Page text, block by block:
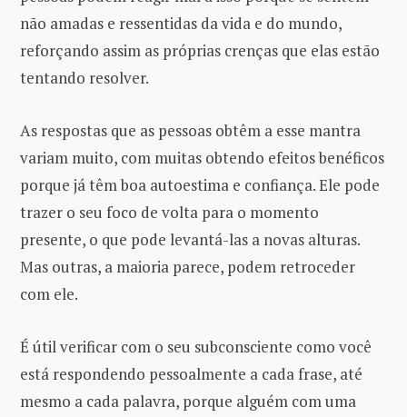
não amadas e ressentidas da vida e do mundo,
reforçando assim as próprias crenças que elas estão
tentando resolver.
As respostas que as pessoas obtêm a esse mantra
variam muito, com muitas obtendo efeitos benéficos
porque já têm boa autoestima e confiança. Ele pode
trazer o seu foco de volta para o momento
presente, o que pode levantá-las a novas alturas.
Mas outras, a maioria parece, podem retroceder
com ele.
É útil verificar com o seu subconsciente como você
está respondendo pessoalmente a cada frase, até
mesmo a cada palavra, porque alguém com uma